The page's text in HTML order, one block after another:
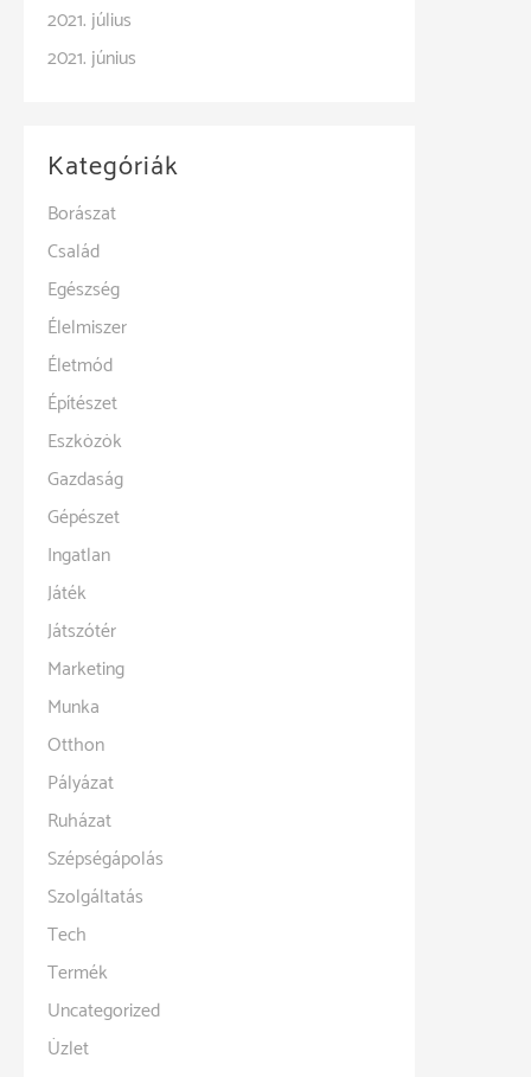
2021. július
2021. június
Kategóriák
Borászat
Család
Egészség
Élelmiszer
Életmód
Építészet
Eszközök
Gazdaság
Gépészet
Ingatlan
Játék
Játszótér
Marketing
Munka
Otthon
Pályázat
Ruházat
Szépségápolás
Szolgáltatás
Tech
Termék
Uncategorized
Üzlet